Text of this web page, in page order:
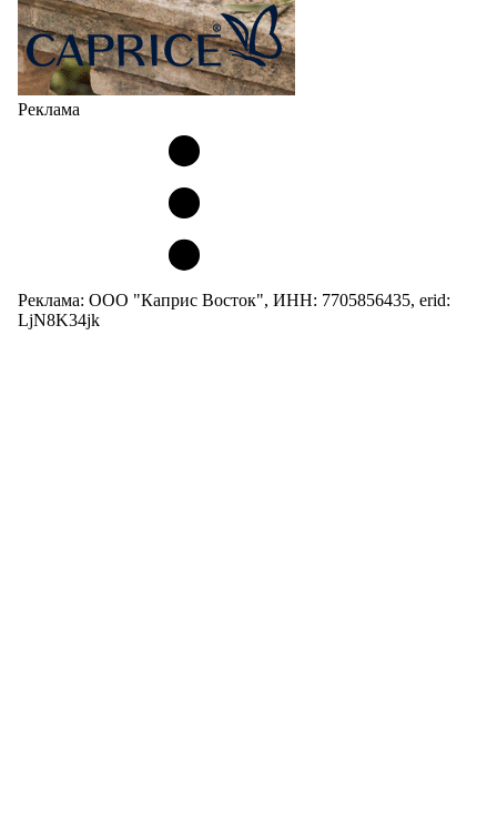
Реклама
Реклама: ООО "Каприс Восток", ИНН: 7705856435, erid:
LjN8K34jk